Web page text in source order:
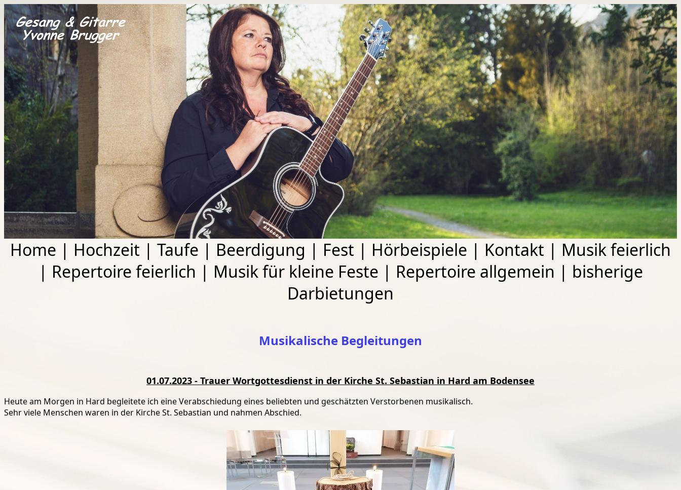
Home | Hochzeit | Taufe | Beerdigung | Fest | Hörbeispiele | Kontakt | Musik feierlich
| Repertoire feierlich | Musik für kleine Feste | Repertoire allgemein | bisherige
Darbietungen
Musikalische Begleitungen
01.07.2023 - Trauer Wortgottesdienst in der Kirche St. Sebastian in Hard am Bodensee
Heute am Morgen in Hard begleitete ich eine Verabschiedung eines beliebten und geschätzten Verstorbenen musikalisch.
Sehr viele Menschen waren in der Kirche St. Sebastian und nahmen Abschied.